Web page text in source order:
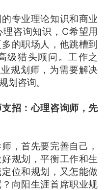
专业理论知识和商业
咨询知识，C希望用
的职场人，他跳槽到
级猎头顾问。工作之
规划师，为需要解决
划咨询。
招：心理咨询师，先
首先要完善自己，
规划，平衡工作和生
位和规划，又怎能做
向阳生涯首席职业规